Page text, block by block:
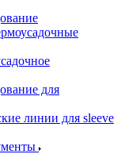
для
линии для sleeve